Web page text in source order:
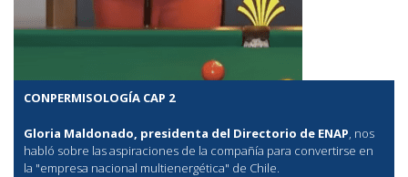
CONPERMISOLOGÍA CAP 2
Gloria Maldonado, presidenta del Directorio de ENAP , nos
habló sobre las aspiraciones de la compañía para convertirse en
la "empresa nacional multienergética" de Chile.